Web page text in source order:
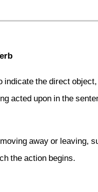
indicate the direct
acted upon in the
away or leaving,
the action begins.